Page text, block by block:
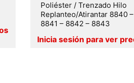
Poliéster / Trenzado Hilo
Replanteo/Atirantar 8840 –
8841 – 8842 – 8843